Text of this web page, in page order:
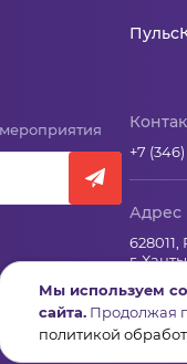
Пульс
+7
Адрес
г.
Мы используем
сайта. Продолжая
политикой